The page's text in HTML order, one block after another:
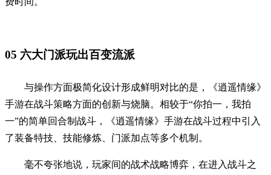
05 六大门派玩出百变流派
与操作方面极简化设计形成鲜明对比的是，《逍遥情缘》
手游在战斗策略方面的创新与烧脑。相较于“你拍一，我拍
一”的简单回合制战斗，《逍遥情缘》手游在战斗过程中引入
了装备特技、技能修炼、门派加点等多个机制。
毫不夸张地说，玩家间的战术战略博弈，在进入战斗之